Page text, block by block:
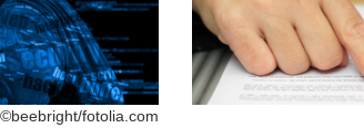
©beebright/fotolia.com